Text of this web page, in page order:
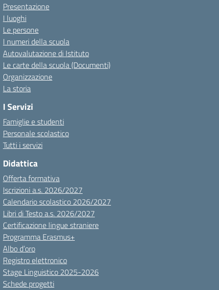
Presentazione
I luoghi
Le persone
I numeri della scuola
Autovalutazione di Istituto
Le carte della scuola (Documenti)
Organizzazione
La storia
I Servizi
Famiglie e studenti
Personale scolastico
Tutti i servizi
Didattica
Offerta formativa
Iscrizioni a.s. 2026/2027
Calendario scolastico 2026/2027
Libri di Testo a.s. 2026/2027
Certificazione lingue straniere
Programma Erasmus+
Albo d’oro
Registro elettronico
Stage Linguistico 2025-2026
Schede progetti